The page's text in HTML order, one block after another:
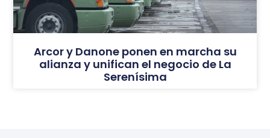
Arcor y Danone ponen en marcha su
alianza y unifican el negocio de La
Serenísima